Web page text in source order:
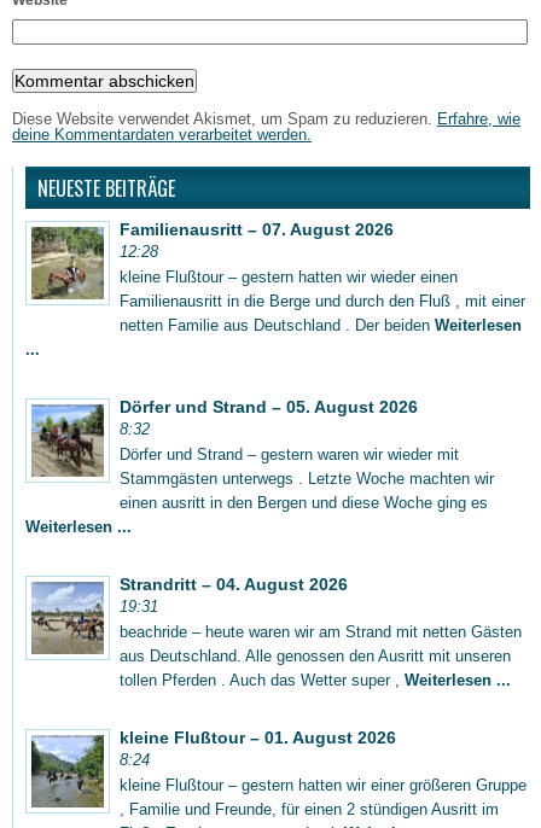
Diese Website verwendet Akismet, um Spam zu reduzieren. Erfahre, wie
deine Kommentardaten verarbeitet werden.
NEUESTE BEITRÄGE
Familienausritt – 07. August 2026
12:28
kleine Flußtour – gestern hatten wir wieder einen
Familienausritt in die Berge und durch den Fluß , mit einer
netten Familie aus Deutschland . Der beiden Weiterlesen
...
Dörfer und Strand – 05. August 2026
8:32
Dörfer und Strand – gestern waren wir wieder mit
Stammgästen unterwegs . Letzte Woche machten wir
einen ausritt in den Bergen und diese Woche ging es
Weiterlesen ...
Strandritt – 04. August 2026
19:31
beachride – heute waren wir am Strand mit netten Gästen
aus Deutschland. Alle genossen den Ausritt mit unseren
tollen Pferden . Auch das Wetter super , Weiterlesen ...
kleine Flußtour – 01. August 2026
8:24
kleine Flußtour – gestern hatten wir einer größeren Gruppe
, Familie und Freunde, für einen 2 stündigen Ausritt im